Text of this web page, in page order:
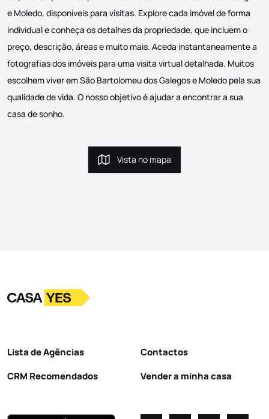
e Moledo, disponíveis para visitas. Explore cada imóvel de forma
individual e conheça os detalhes da propriedade, que incluem o
preço, descrição, áreas e muito mais. Aceda instantaneamente a
fotografias dos imóveis para uma visita virtual detalhada. Muitos
escolhem viver em São Bartolomeu dos Galegos e Moledo pela sua
qualidade de vida. O nosso objetivo é ajudar a encontrar a sua
casa de sonho.
Vista no mapa
Vista no mapa
LogoIr para a homepage
Lista de Agências
CRM Recomendados
Contactos
Vender a minha casa